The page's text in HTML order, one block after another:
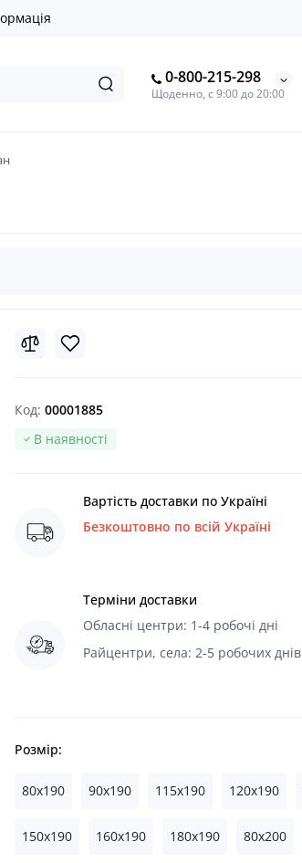
0-800-215-298
Щоденно, с 9:00 до 20:00
Код: 00001885
В наявності
Вартість доставки по Україні
Безкоштовно по всій Україні
Терміни доставки
Обласні центри: 1-4 робочі дні
Райцентри, села: 2-5 робочих днів
Розмір:
80x190 90x190 115x190 120x190
150x190 160x190 180x190 80x200